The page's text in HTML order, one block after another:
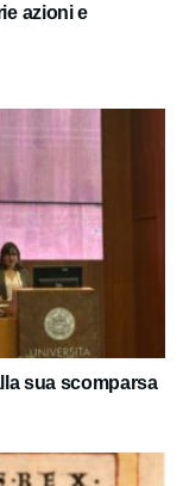
azioni e
sua scomparsa